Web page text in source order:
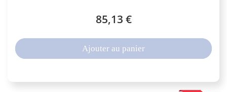
85,13 €
Ajouter au panier